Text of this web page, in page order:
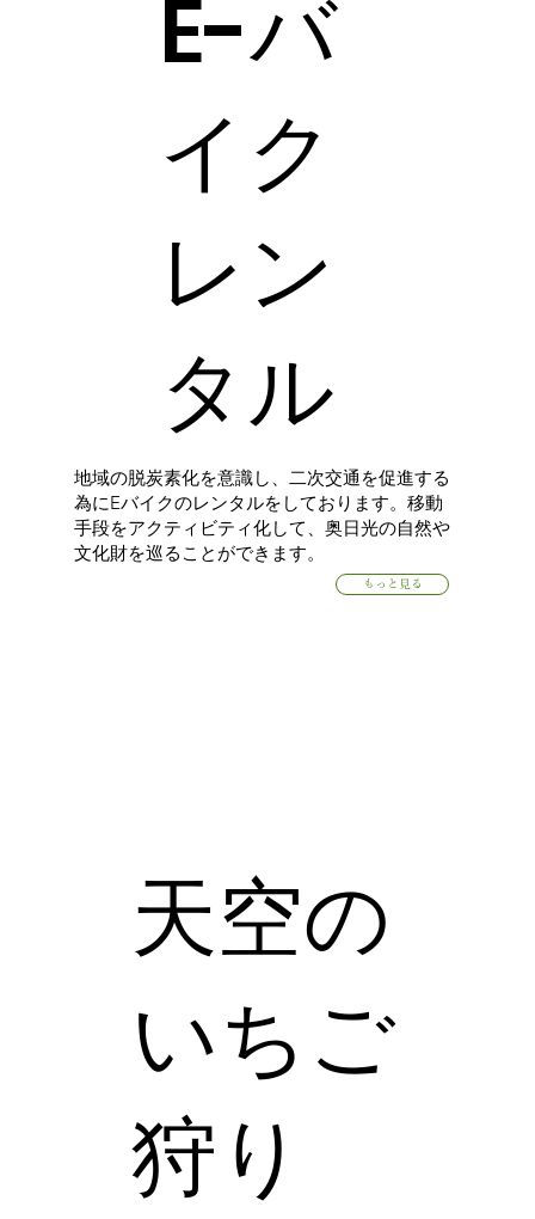
​E-バ
イク
レン
タル
地域の脱炭素化を意識し、二次交通を促進する
為にEバイクのレンタルをしております。移動
手段をアクティビティ化して、奥日光の自然や
文化財を巡ることができます。
もっと見る
天空の
いちご
狩り